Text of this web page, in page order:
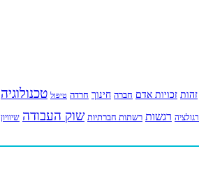
זהות זכויות אדם חברה חינוך חרדה טיפול טכנולוגיה
רגולציה רגשות רשתות חברתיות שוק העבודה שיוויון